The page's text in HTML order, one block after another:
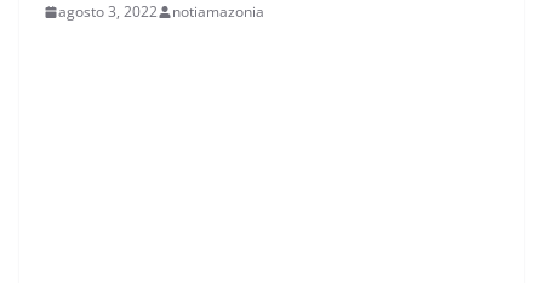
agosto 3, 2022 notiamazonia